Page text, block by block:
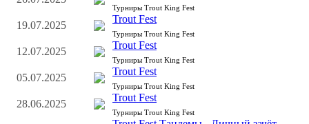
Турниры Trout King Fest
19.07.2025
Trout Fest
Турниры Trout King Fest
12.07.2025
Trout Fest
Турниры Trout King Fest
05.07.2025
Trout Fest
Турниры Trout King Fest
28.06.2025
Trout Fest
Турниры Trout King Fest